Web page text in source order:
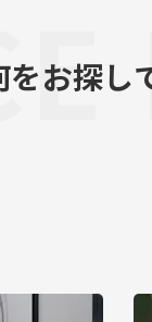
をお探し